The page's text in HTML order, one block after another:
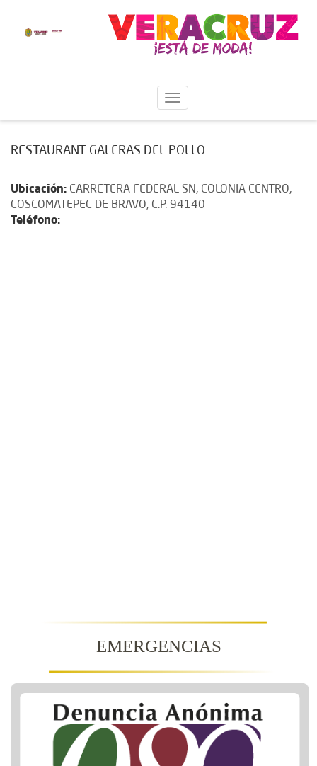
RESTAURANT GALERAS DEL POLLO
Ubicación: CARRETERA FEDERAL SN, COLONIA CENTRO,
COSCOMATEPEC DE BRAVO, C.P. 94140
Teléfono:
EMERGENCIAS